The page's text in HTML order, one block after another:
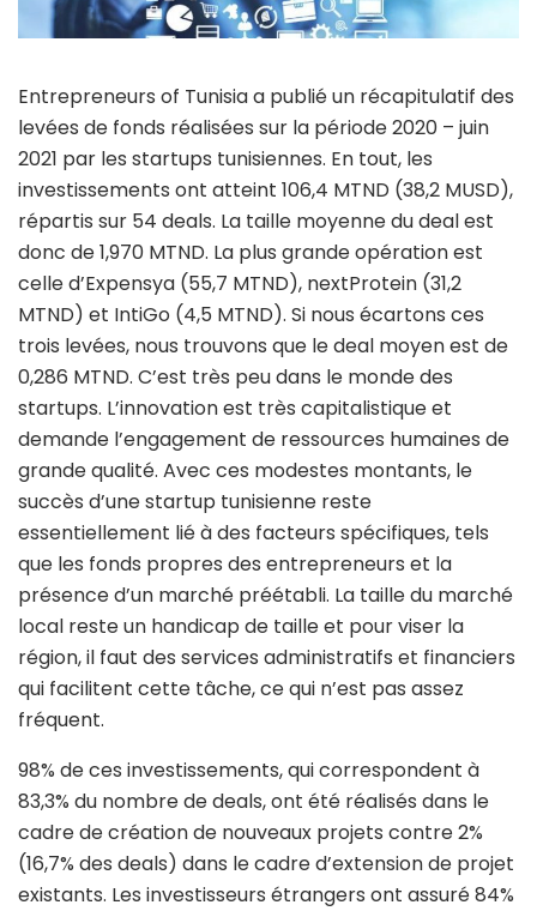
Entrepreneurs of Tunisia a publié un récapitulatif des
levées de fonds réalisées sur la période 2020 – juin
2021 par les startups tunisiennes. En tout, les
investissements ont atteint 106,4 MTND (38,2 MUSD),
répartis sur 54 deals. La taille moyenne du deal est
donc de 1,970 MTND. La plus grande opération est
celle d’Expensya (55,7 MTND), nextProtein (31,2
MTND) et IntiGo (4,5 MTND). Si nous écartons ces
trois levées, nous trouvons que le deal moyen est de
0,286 MTND. C’est très peu dans le monde des
startups. L’innovation est très capitalistique et
demande l’engagement de ressources humaines de
grande qualité. Avec ces modestes montants, le
succès d’une startup tunisienne reste
essentiellement lié à des facteurs spécifiques, tels
que les fonds propres des entrepreneurs et la
présence d’un marché préétabli. La taille du marché
local reste un handicap de taille et pour viser la
région, il faut des services administratifs et financiers
qui facilitent cette tâche, ce qui n’est pas assez
fréquent.
98% de ces investissements, qui correspondent à
83,3% du nombre de deals, ont été réalisés dans le
cadre de création de nouveaux projets contre 2%
(16,7% des deals) dans le cadre d’extension de projet
existants. Les investisseurs étrangers ont assuré 84%